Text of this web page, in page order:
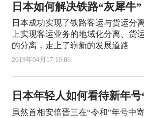
日本如何解决铁路“灰犀牛”
日本成功实现了铁路客运与货运分
上实现客运业务的地域化分离、货
的分离，走上了崭新的发展道路
2019年04月17 10:06
日本年轻人如何看待新年号
虽然首相安倍晋三在“令和”年号中